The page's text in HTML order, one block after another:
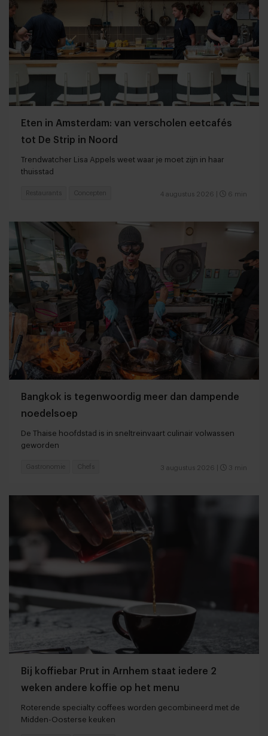
Eten in Amsterdam: van verscholen eetcafés
tot De Strip in Noord
Trendwatcher Lisa Appels weet waar je moet zijn in haar
thuisstad
4 augustus 2026 6 min
Restaurants Concepten
Bangkok is tegenwoordig meer dan dampende
noedelsoep
De Thaise hoofdstad is in sneltreinvaart culinair volwassen
geworden
3 augustus 2026 3 min
Gastronomie Chefs
Bij koffiebar Prut in Arnhem staat iedere 2
weken andere koffie op het menu
Roterende specialty coffees worden gecombineerd met de
Midden-Oosterse keuken